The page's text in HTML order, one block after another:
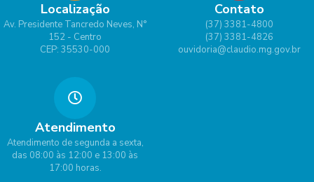
Localização
Av. Presidente Tancredo Neves, N°
152 - Centro
CEP: 35530-000
Contato
(37) 3381-4800
(37) 3381-4826
ouvidoria@claudio.mg.gov.br
Atendimento
Atendimento de segunda a sexta,
das 08:00 às 12:00 e 13:00 às
17:00 horas.